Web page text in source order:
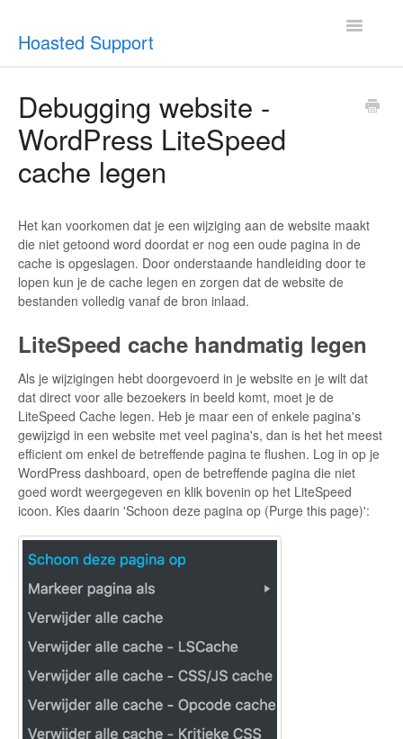
Hoasted Support
Toggle
Helpdesk
Optimaliseren & debuggen
Reseller & developer
Contact
Klantenpaneel →
Hoasted.com →
Debugging website -
WordPress LiteSpeed
cache legen
Het kan voorkomen dat je een wijziging aan de website maakt
die niet getoond word doordat er nog een oude pagina in de
cache is opgeslagen. Door onderstaande handleiding door te
lopen kun je de cache legen en zorgen dat de website de
bestanden volledig vanaf de bron inlaad.
LiteSpeed cache handmatig legen
Als je wijzigingen hebt doorgevoerd in je website en je wilt dat
dat direct voor alle bezoekers in beeld komt, moet je de
LiteSpeed Cache legen. Heb je maar een of enkele pagina's
gewijzigd in een website met veel pagina's, dan is het het meest
efficient om enkel de betreffende pagina te flushen. Log in op je
WordPress dashboard, open de betreffende pagina die niet
goed wordt weergegeven en klik bovenin op het LiteSpeed
icoon. Kies daarin 'Schoon deze pagina op (Purge this page)':